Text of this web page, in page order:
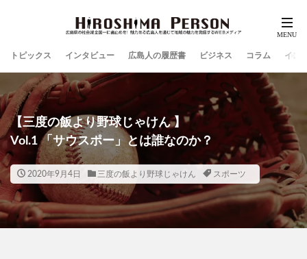
トピックス インタビュー 広島人の履歴書 ビジネス コラム イン
【三度の飯より野球じゃけん 】
Vol.1 「サウスポー」とは誰なのか？
2020年9月4日 三度の飯より野球じゃけん スポーツ